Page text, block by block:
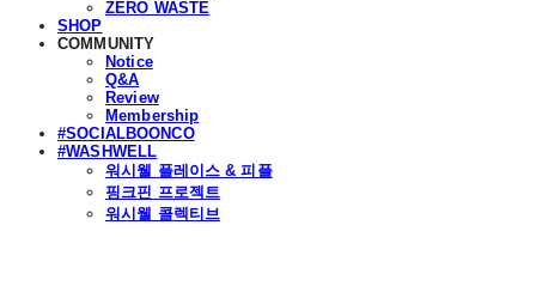
ZERO WASTE
SHOP
COMMUNITY
Notice
Q&A
Review
Membership
#SOCIALBOONCO
#WASHWELL
워시웰 플레이스 & 피플
핑크핀 프로젝트
워시웰 콜렉티브